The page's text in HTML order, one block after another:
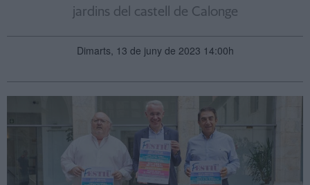
jardins del castell de Calonge
Dimarts, 13 de juny de 2023 14:00h